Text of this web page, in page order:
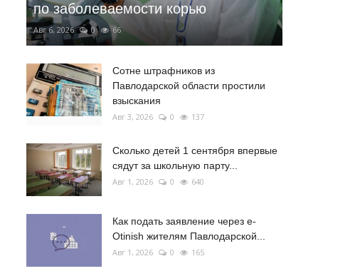
по заболеваемости корью
Авг 6, 2026 0 66
Сотне штрафников из
Павлодарской области простили
взыскания
Авг 3, 2026 0 137
Сколько детей 1 сентября впервые
сядут за школьную парту...
Авг 1, 2026 0 640
Как подать заявление через e-
Otinish жителям Павлодарской...
Авг 1, 2026 0 165